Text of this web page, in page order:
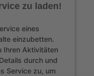
zu laden!
eines
einzubetten.
Ihren Aktivitäten
durch und
Service zu, um